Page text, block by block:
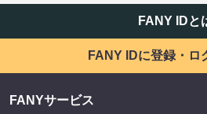
FANY IDと
FANY IDに登録・ロ
FANYサービス